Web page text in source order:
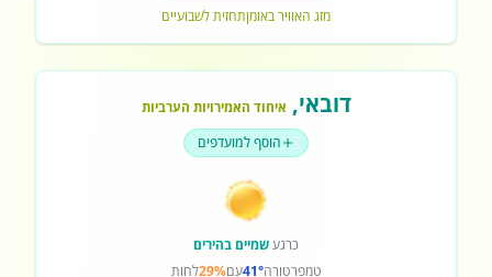
מזג האוויר באומןתחזית לשבועיים
דובאי, איחוד האמירויות הערביות
הוסף למועדפים
כרגעשמיים בהירים
טמפרטורה41°עם29%לחות